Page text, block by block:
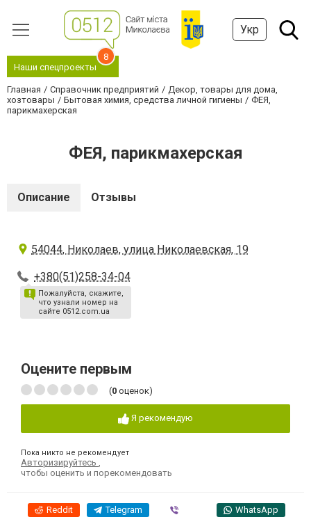
Укр
Наши спецпроекты
8
Главная Справочник предприятий
Декор, товары для дома,
хозтовары
Бытовая химия, средства личной гигиены
ФЕЯ,
парикмахерская
ФЕЯ, парикмахерская
Описание Отзывы
54044, Николаев, улица Николаевская, 19
+380(51)258-34-04
Пожалуйста, скажите,
что узнали номер на
сайте 0512.com.ua
Оцените первым
(0 оценок)
Я рекомендую
Пока никто не рекомендует
Авторизируйтесь
чтобы оценить и порекомендовать
Reddit Telegram WhatsApp